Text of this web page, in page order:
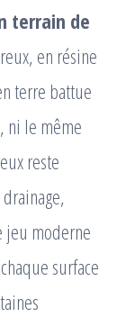
terrain de
en résine
terre battue
ni le même
reste
jeu moderne
surface